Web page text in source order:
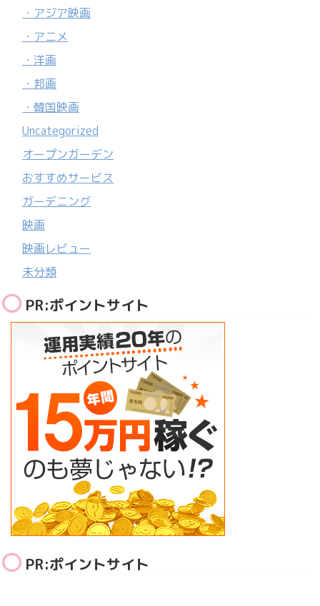
・アジア映画
・アニメ
・洋画
・邦画
・韓国映画
Uncategorized
オープンガーデン
おすすめサービス
ガーデニング
映画
映画レビュー
未分類
PR:ポイントサイト
PR:ポイントサイト